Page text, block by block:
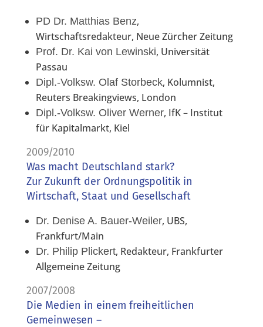
PD Dr. Matthias Benz,
Wirtschaftsredakteur, Neue Zürcher Zeitung
Prof. Dr. Kai von Lewinski, Universität
Passau
Dipl.-Volksw. Olaf Storbeck, Kolumnist,
Reuters Breakingviews, London
Dipl.-Volksw. Oliver Werner, IfK – Institut
für Kapitalmarkt, Kiel
2009/2010
Was macht Deutschland stark?
Zur Zukunft der Ordnungspolitik in
Wirtschaft, Staat und Gesellschaft
Dr. Denise A. Bauer-Weiler, UBS,
Frankfurt/Main
Dr. Philip Plickert, Redakteur, Frankfurter
Allgemeine Zeitung
2007/2008
Die Medien in einem freiheitlichen
Gemeinwesen –